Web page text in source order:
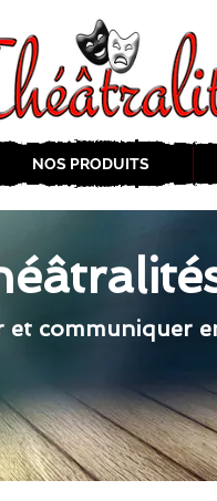
NOS PRODUITS
communiquer